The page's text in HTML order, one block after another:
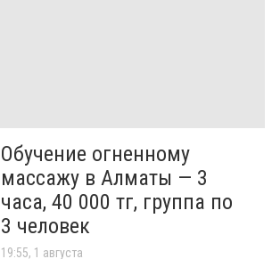
Обучение огненному
массажу в Алматы — 3
часа, 40 000 тг, группа по
3 человек
19:55, 1 августа